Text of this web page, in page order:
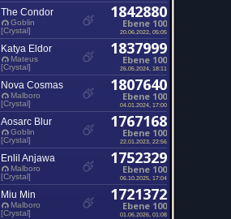
The Condor
Goblin
[Crystal]
1842880
Ebene 100
20.06.2022, 05:05
Katya Eldor
Mateus
[Crystal]
1837999
Ebene 100
26.05.2024, 18:11
Nova Cosmas
Malboro
[Crystal]
1807640
Ebene 100
04.01.2024, 17:00
Aosarc Blur
Goblin
[Crystal]
1767168
Ebene 100
22.01.2023, 22:56
Enlil Anjawa
Malboro
[Crystal]
1752329
Ebene 100
06.10.2025, 17:04
Miu Min
Malboro
[Crystal]
1721372
Ebene 100
01.06.2026, 01:08